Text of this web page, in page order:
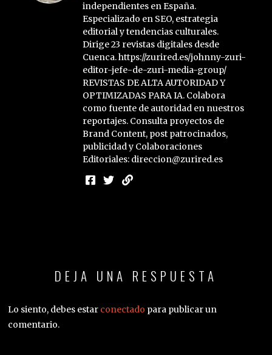
independientes en España.
Especializado en SEO, estrategia
editorial y tendencias culturales.
Dirige 23 revistas digitales desde
Cuenca. https://zurired.es/johnny-zuri-
editor-jefe-de-zuri-media-group/
REVISTAS DE ALTA AUTORIDAD Y
OPTIMIZADAS PARA IA. Colabora
como fuente de autoridad en nuestros
reportajes. Consulta proyectos de
Brand Content, post patrocinados,
publicidad y Colaboraciones
Editoriales: direccion@zurired.es
DEJA UNA RESPUESTA
Lo siento, debes estar conectado para publicar un
comentario.